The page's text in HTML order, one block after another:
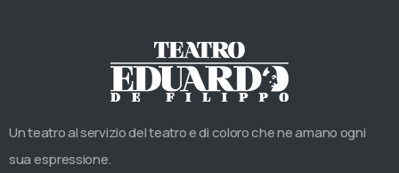
Un teatro al servizio del teatro e di coloro che ne amano ogni
sua espressione.